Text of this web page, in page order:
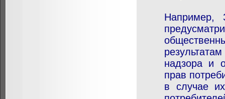
Например,
надзора и
прав
в случае